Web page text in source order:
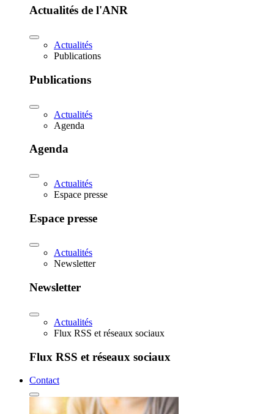
Actualités de l'ANR
Actualités
Publications
Publications
Actualités
Agenda
Agenda
Actualités
Espace presse
Espace presse
Actualités
Newsletter
Newsletter
Actualités
Flux RSS et réseaux sociaux
Flux RSS et réseaux sociaux
Contact